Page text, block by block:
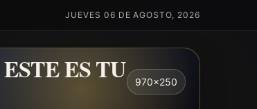
JUEVES 06 DE AGOSTO, 2026
ESTE ES TU 970x250